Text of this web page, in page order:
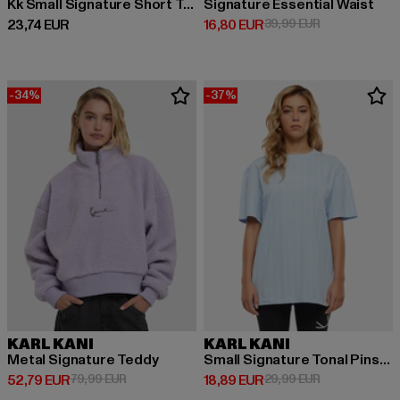
Kk Small Signature Short Tall
23,74 EUR
Derzeitiger Preis: 23,74 EUR
Signature Essential Waist
16,80 EUR
Derzeitiger Preis: 16,80 EUR
39,99 EURAktionspreis:
-34%
KARL KANI
Metal Signature Teddy
52,79 EUR
Derzeitiger Preis: 52,79 EUR
79,99 EURAktionspreis: 79,99 EUR
-37%
KARL KANI
Small Signature Tonal Pinstripe Oversized
18,89 EUR
Derzeitiger Preis: 18,89 EUR
29,99 EURAktionspreis: